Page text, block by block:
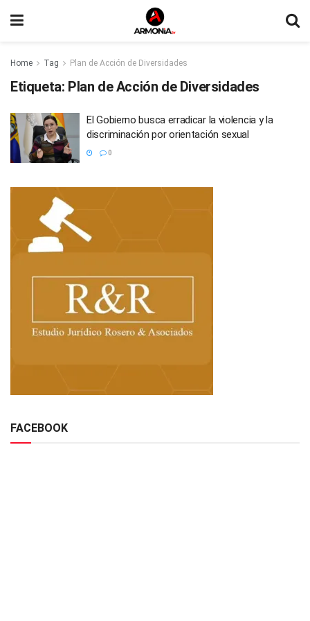
Home Tag Plan de Acción de Diversidades
Etiqueta: Plan de Acción de Diversidades
El Gobierno busca erradicar la violencia y la
discriminación por orientación sexual
0
FACEBOOK